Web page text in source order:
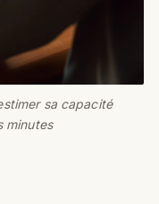
sa capacité
minutes